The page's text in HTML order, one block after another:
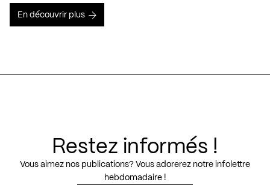
En découvrir plus
Restez informés !
Vous aimez nos publications? Vous adorerez notre infolettre
hebdomadaire !